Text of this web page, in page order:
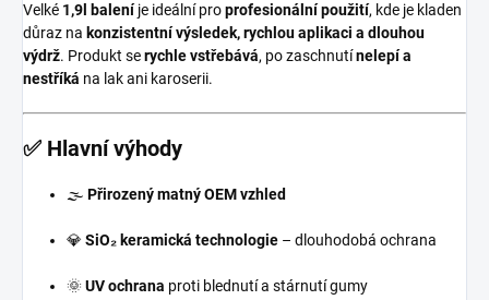
Velké 1,9l baleníje ideální proprofesionální použití, kde je kladen
důraz na konzistentní výsledek, rychlou aplikaci a dlouhou
výdrž. Produkt serychle vstřebává, po zaschnutínelepí a
nestříká na lak ani karoserii.
✅ Hlavní výhody
🌫️ Přirozený matný OEM vzhled
💎 SiO₂ keramická technologie – dlouhodobá ochrana
🌞UV ochrana proti blednutí a stárnutí gumy